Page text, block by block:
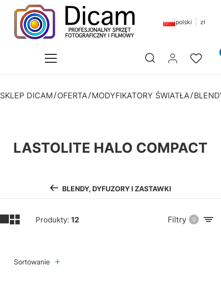
polski zł
Otwórz wyszukiwarkę
SKLEP DICAM OFERTA MODYFIKATORY ŚWIATŁA
LASTOLITE HALO COMPACT
BLENDY, DYFUZORY I ZASTAWKI
Produkty: 12 Filtry 0
Sortowanie